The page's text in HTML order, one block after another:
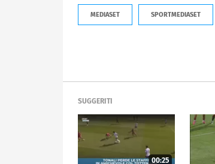
MEDIASET SPORTMEDIASET
SUGGERITI
00:25